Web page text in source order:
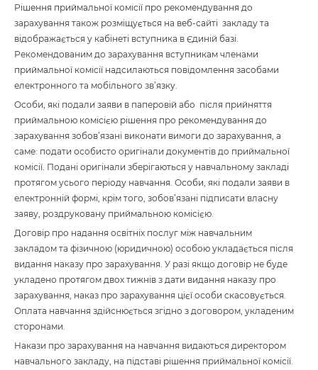
Рішення приймальної комісії про рекомендування до
зарахування також розміщується на веб-сайті закладу та
відображається у кабінеті вступника в Єдиній базі.
Рекомендованим до зарахування вступникам членами
приймальної комісії надсилаються повідомлення засобами
електронного та мобільного зв’язку.
Особи, які подали заяви в паперовій або після прийняття
приймальною комісією рішення про рекомендування до
зарахування зобов’язані виконати вимоги до зарахування, а
саме: подати особисто оригінали документів до приймальної
комісії. Подані оригінали зберігаються у навчальному закладі
протягом усього періоду навчання. Особи, які подали заяви в
електронній формі, крім того, зобов’язані підписати власну
заяву, роздруковану приймальною комісією.
Договір про надання освітніх послуг між навчальним
закладом та фізичною (юридичною) особою укладається після
видання наказу про зарахування. У разі якщо договір не буде
укладено протягом двох тижнів з дати видання наказу про
зарахування, наказ про зарахування цієї особи скасовується.
Оплата навчання здійснюється згідно з договором, укладеним
сторонами.
Накази про зарахування на навчання видаються директором
навчального закладу, на підставі рішення приймальної комісії.